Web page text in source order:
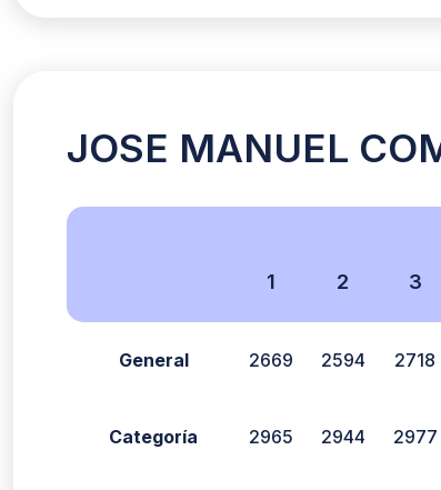
JOSE MANUEL
1
2 3
General 2669 2594 2718
Categoría 2965 2944 2977